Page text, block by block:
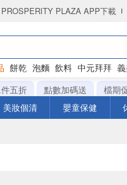
PROSPERITY PLAZA APP下載
餅乾 泡麵 飲料 中元拜拜
五折 點數加碼送
檔期
美妝個清 嬰童保健